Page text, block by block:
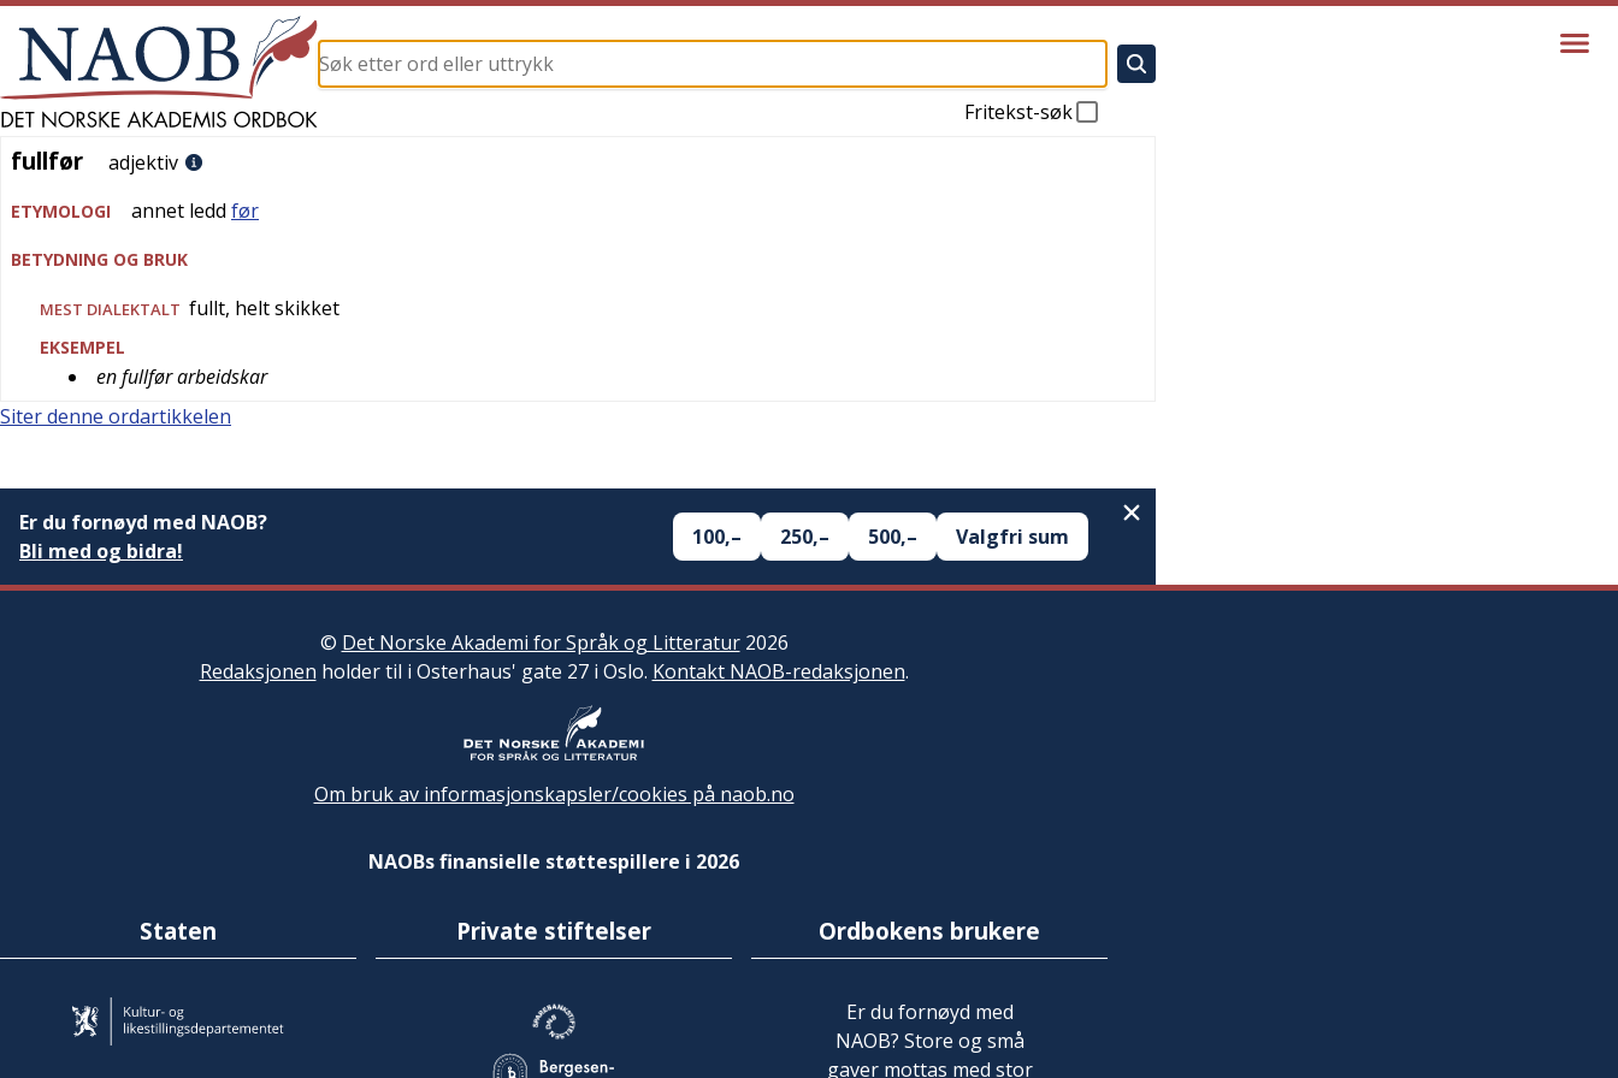
Fritekst-søk
fullfør
fullfør adjektiv
ETYMOLOGI annet ledd før
BETYDNING OG BRUK
MEST DIALEKTALT fullt, helt skikket
EKSEMPEL
en fullfør arbeidskar
Siter denne ordartikkelen
Er du fornøyd med NAOB?
Bli med og bidra!
100,– 250,– 500,– Valgfri sum
© Det Norske Akademi for Språk og Litteratur2026
Redaksjonen holder til i Osterhaus' gate 27 i Oslo. Kontakt NAOB-redaksjonen.
Om bruk av informasjonskapsler/cookies på naob.no
NAOBs finansielle støttespillere i 2026
Staten Private stiftelser Ordbokens brukere
Er du fornøyd med
NAOB? Store og små
gaver mottas med stor